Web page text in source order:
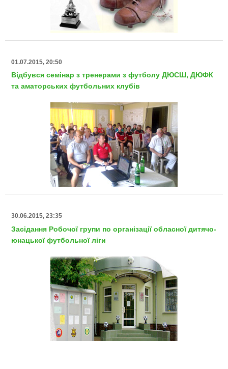
01.07.2015, 20:50
Відбувся семінар з тренерами з футболу ДЮСШ, ДЮФК
та аматорських футбольних клубів
30.06.2015, 23:35
Засідання Робочої групи по організації обласної дитячо-
юнацької футбольної ліги